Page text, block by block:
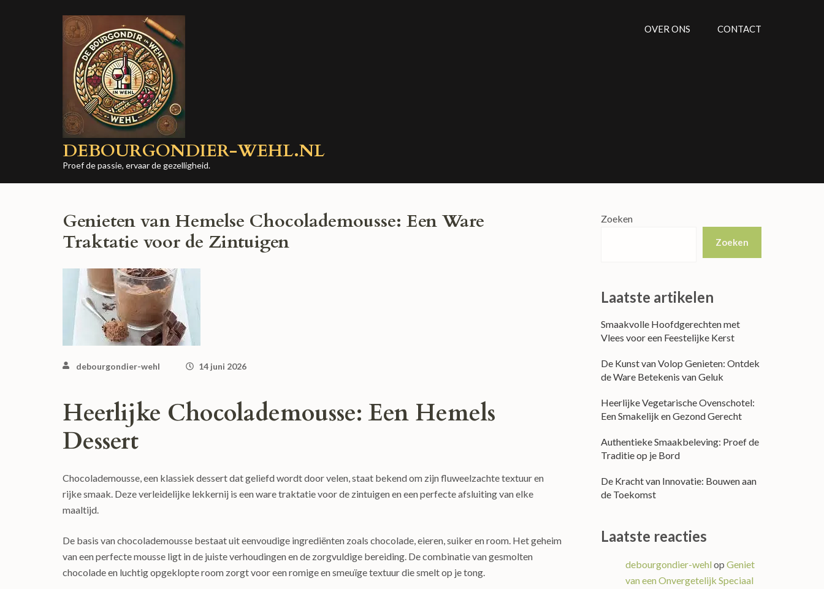
DEBOURGONDIER-WEHL.NL
Proef de passie, ervaar de gezelligheid.
OVER ONS CONTACT
Genieten van Hemelse Chocolademousse: Een Ware
Traktatie voor de Zintuigen
debourgondier-wehl 14 juni 2026
Heerlijke Chocolademousse: Een Hemels
Dessert
Chocolademousse, een klassiek dessert dat geliefd wordt door velen, staat bekend om zijn fluweelzachte textuur en
rijke smaak. Deze verleidelijke lekkernij is een ware traktatie voor de zintuigen en een perfecte afsluiting van elke
maaltijd.
De basis van chocolademousse bestaat uit eenvoudige ingrediënten zoals chocolade, eieren, suiker en room. Het geheim
van een perfecte mousse ligt in de juiste verhoudingen en de zorgvuldige bereiding. De combinatie van gesmolten
chocolade en luchtig opgeklopte room zorgt voor een romige en smeuïge textuur die smelt op je tong.
Zoeken
Zoeken
Laatste artikelen
Smaakvolle Hoofdgerechten met
Vlees voor een Feestelijke Kerst
De Kunst van Volop Genieten: Ontdek
de Ware Betekenis van Geluk
Heerlijke Vegetarische Ovenschotel:
Een Smakelijk en Gezond Gerecht
Authentieke Smaakbeleving: Proef de
Traditie op je Bord
De Kracht van Innovatie: Bouwen aan
de Toekomst
Laatste reacties
debourgondier-wehl op Geniet
van een Onvergetelijk Speciaal